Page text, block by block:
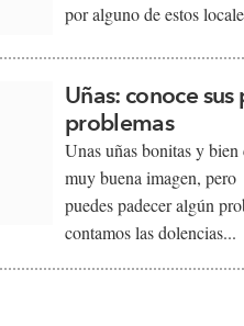
por alguno de estos
Uñas: conoce
problemas
Unas uñas bonitas y bien
muy buena imagen,
puedes padecer algún
contamos las dolencias...